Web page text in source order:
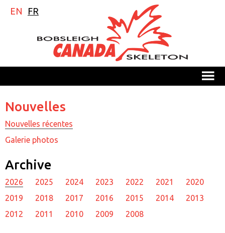
EN FR
M
Nouvelles
Nouvelles récentes
Galerie photos
Archive
2026 2025 2024 2023 2022 2021
2020
2019
2018 2017 2016 2015 2014
2013
2012
2011 2010 2009 2008